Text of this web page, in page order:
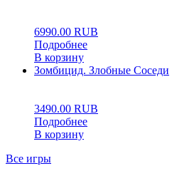
6990.00 RUB
Подробнее
В корзину
Зомбицид. Злобные Соседи
3490.00 RUB
Подробнее
В корзину
Все игры